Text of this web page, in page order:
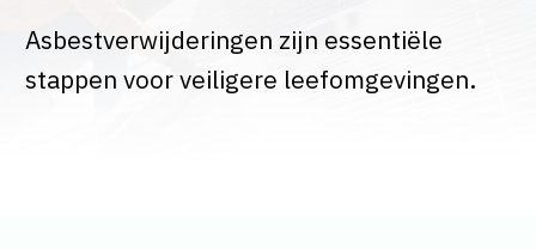
Asbestverwijderingen zijn essentiële
stappen voor veiligere leefomgevingen.